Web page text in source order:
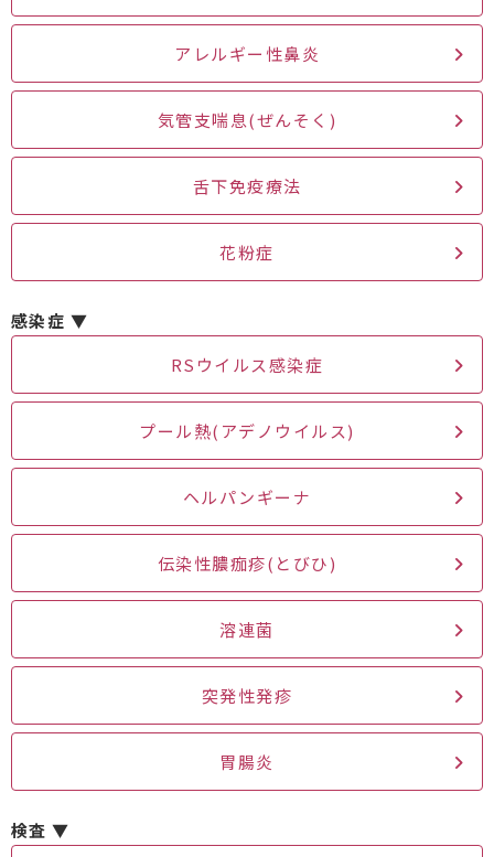
アレルギー性鼻炎
気管支喘息(ぜんそく)
舌下免疫療法
花粉症
感染症 ▼
RSウイルス感染症
プール熱(アデノウイルス)
ヘルパンギーナ
伝染性膿痂疹(とびひ)
溶連菌
突発性発疹
胃腸炎
検査 ▼